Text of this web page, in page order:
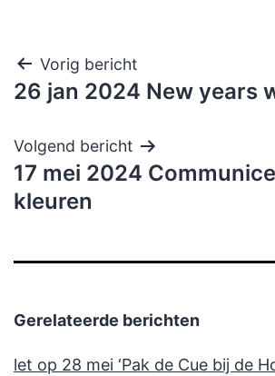
Bericht
navigatie
Vorig bericht
26 jan 2024 New years
Volgend bericht
17 mei 2024
kleuren
Gerelateerde berichten
let op 28 mei ‘Pak de Cue bij de